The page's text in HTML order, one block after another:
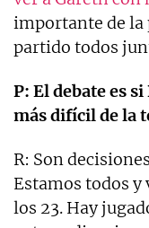
importante de la
partido todos
P: El debate es
más difícil de la
R: Son
Estamos todos y
los 23. Hay